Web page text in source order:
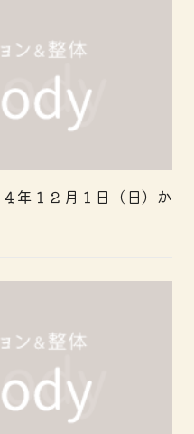
年１２月１日（日）か